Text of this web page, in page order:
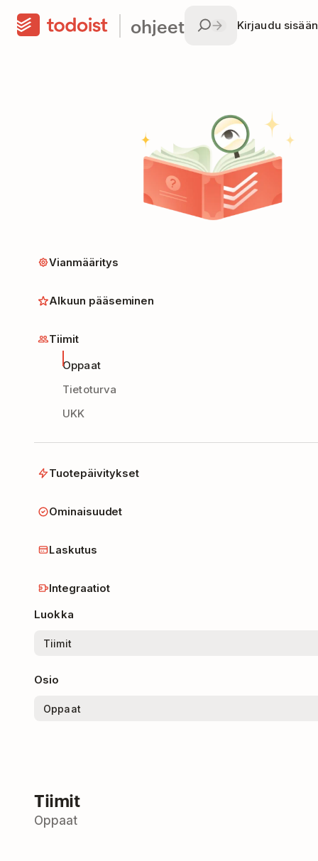
ohjeet Kirjaudu sisään
Vianmääritys
Alkuun pääseminen
Tiimit
Oppaat
Tietoturva
UKK
Tuotepäivitykset
Ominaisuudet
Laskutus
Integraatiot
Luokka
Osio
Tiimit
Oppaat